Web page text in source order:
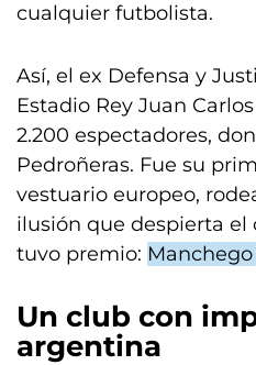
cualquier futbolista.
Así, el ex Defensa y
Estadio Rey Juan
2.200 espectadores,
Pedroñeras. Fue su
vestuario europeo,
ilusión que despierta el
tuvo premio: Manchego
Un club con
argentina